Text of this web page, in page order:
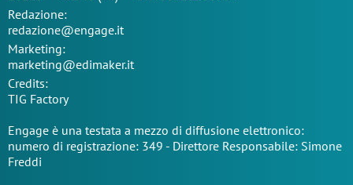
Redazione:
redazione@engage.it
Marketing:
marketing@edimaker.it
Credits:
TIG Factory
Engage è una testata a mezzo di diffusione elettronico:
numero di registrazione: 349 - Direttore Responsabile: Simone
Freddi